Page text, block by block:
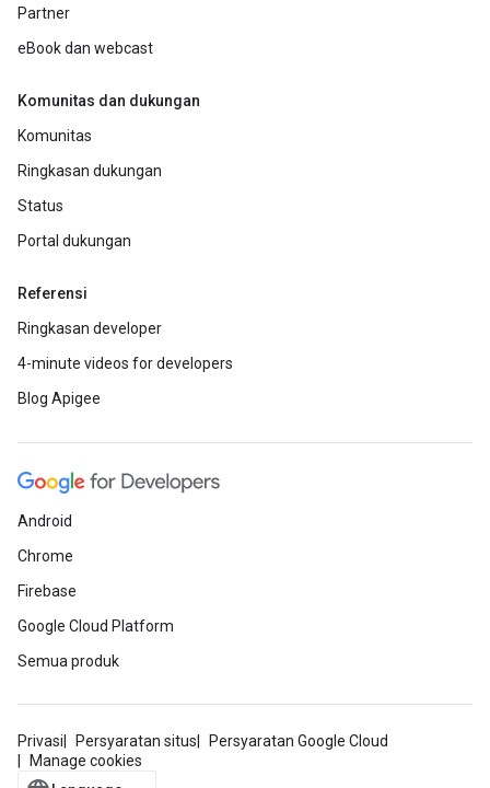
Partner
eBook dan webcast
Komunitas dan dukungan
Komunitas
Ringkasan dukungan
Status
Portal dukungan
Referensi
Ringkasan developer
4-minute videos for developers
Blog Apigee
Android
Chrome
Firebase
Google Cloud Platform
Semua produk
Privasi Persyaratan situs
Persyaratan Google Cloud
Manage cookies